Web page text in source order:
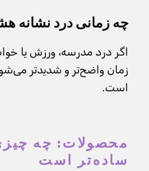
چه زمانی درد نشانه
اگر درد مدرسه، ورزش یا
زمان واضح‌تر و شدیدتر
است.
محصولات: چه
ساده‌تر است